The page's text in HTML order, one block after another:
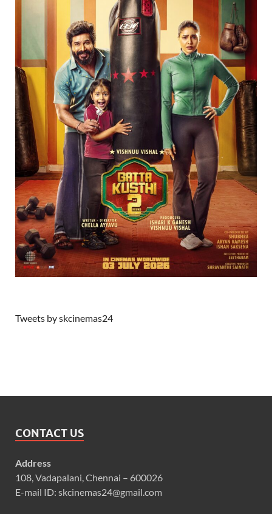
Tweets by skcinemas24
CONTACT US
Address
108, Vadapalani, Chennai – 600026
E-mail ID: skcinemas24@gmail.com